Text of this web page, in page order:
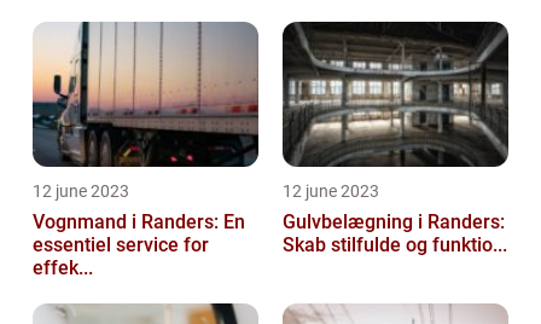
12 june 2023
Vognmand i Randers: En
essentiel service for
effek...
12 june 2023
Gulvbelægning i Randers:
Skab stilfulde og funktio...